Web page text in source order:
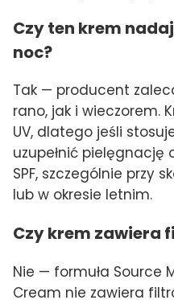
Czy ten krem
noc?
Tak — producent
rano, jak i wieczorem.
UV, dlatego jeśli
uzupełnić pielęgnację
SPF, szczególnie przy
lub w okresie letnim.
Czy krem zawiera
Nie — formuła Source
Cream nie zawiera